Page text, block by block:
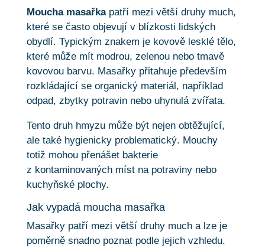
Moucha masařkapatří mezi větší druhy much,
které se často objevují v blízkosti lidských
obydlí. Typickým znakem je kovově lesklé tělo,
které může mít modrou, zelenou nebo tmavě
kovovou barvu. Masařky přitahuje především
rozkládající se organický materiál, například
odpad, zbytky potravin nebo uhynulá zvířata.
Tento druh hmyzu může být nejen obtěžující,
ale také hygienicky problematický. Mouchy
totiž mohou přenášet bakterie
z kontaminovaných míst na potraviny nebo
kuchyňské plochy.
Jak vypadá moucha masařka
Masařky patří mezi větší druhy much a lze je
poměrně snadno poznat podle jejich vzhledu.